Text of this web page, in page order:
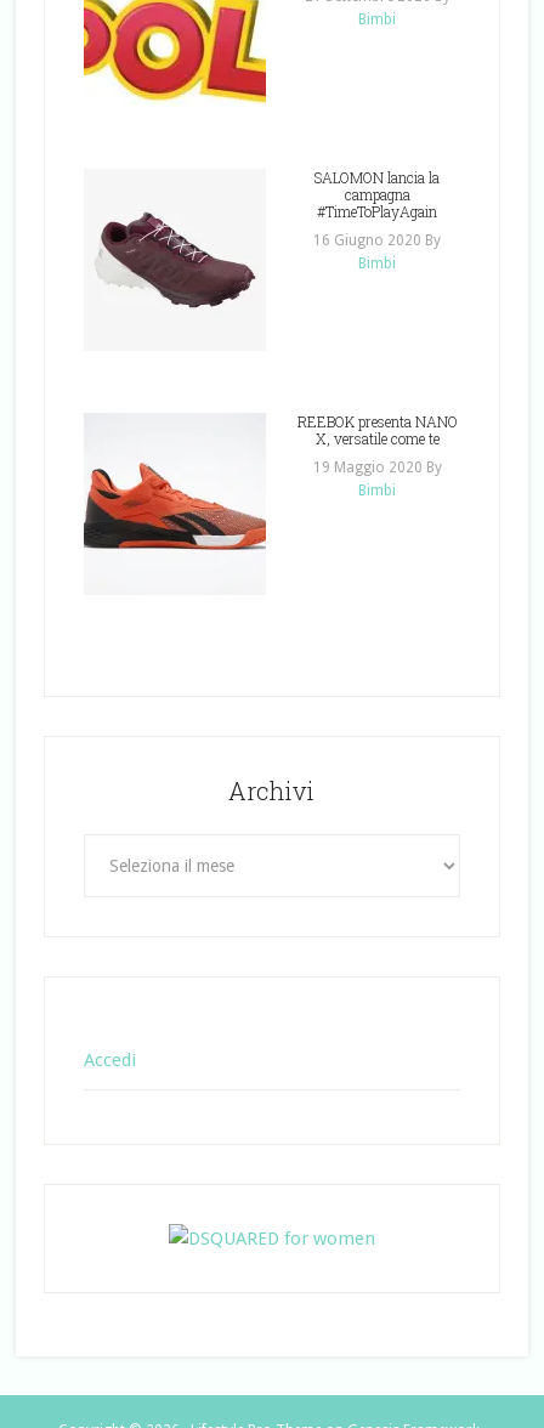
Bimbi
SALOMON lancia la
campagna
#TimeToPlayAgain
16 Giugno 2020 By
Bimbi
REEBOK presenta NANO
X, versatile come te
19 Maggio 2020 By
Bimbi
Archivi
Accedi